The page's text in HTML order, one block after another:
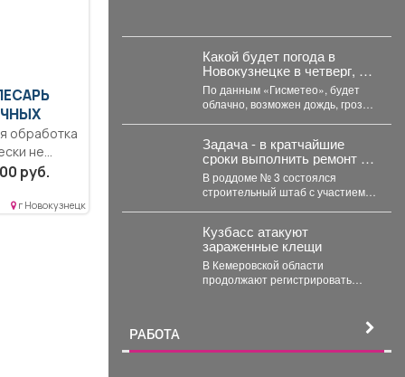
не
руб.
г Новокузнецк
Какой будет погода в
Новокузнецке в четверг, 6
августа?
По данным «Гисметео», будет
облачно, возможен дождь, гроза,
Задача - в кратчайшие
сроки выполнить ремонт и
создать комфортные и
безопасные условия для
будущих мам и
новорождённых.
В роддоме № 3 состоялся
строительный штаб с участием
руководства...
Кузбасс атакуют
зараженные клещи
В Кемеровской области
продолжают регистрировать
РАБОТА